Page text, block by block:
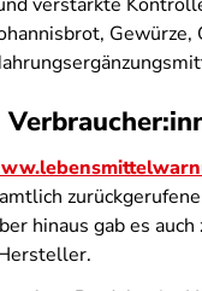
Gewürze,
hinaus gab es